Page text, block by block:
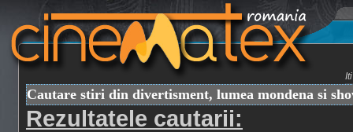
Cautare stiri din divertisment, lumea mondena si
Rezultatele cautarii: